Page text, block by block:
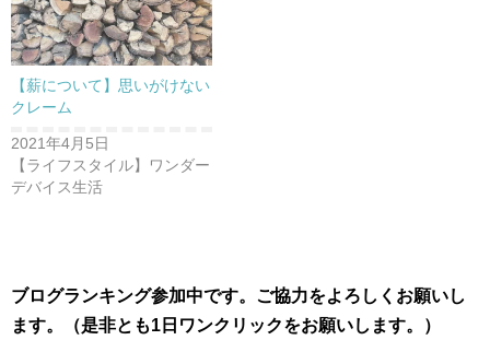
【薪について】思いがけない
クレーム
2021年4月5日
【ライフスタイル】ワンダー
デバイス生活
ブログランキング参加中です。ご協力をよろしくお願いし
ます。（是非とも1日ワンクリックをお願いします。）